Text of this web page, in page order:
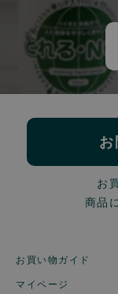
お
お
商品
お買い物ガイド
マイページ